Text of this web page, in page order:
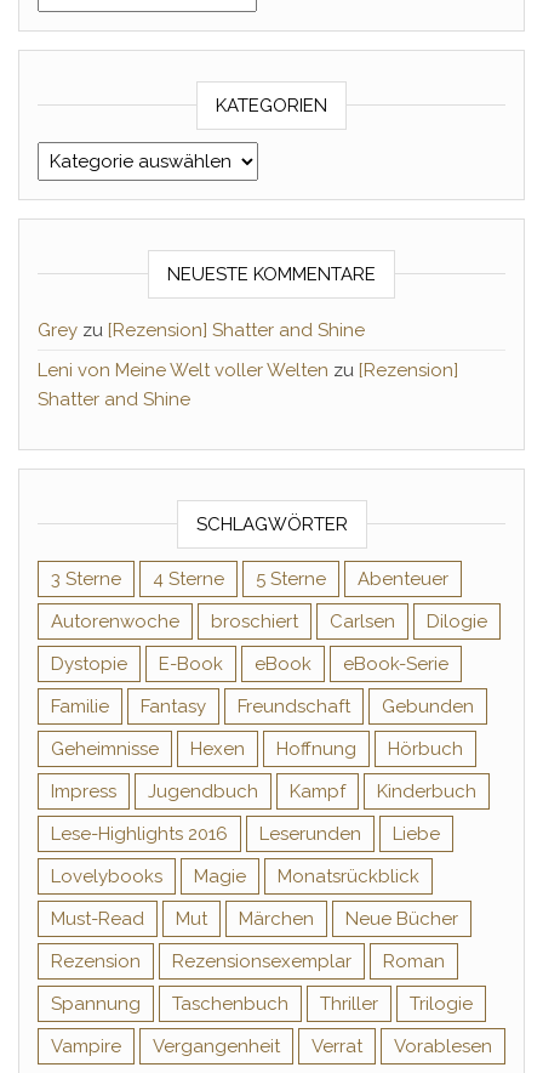
KATEGORIEN
Kategorien
NEUESTE KOMMENTARE
Grey zu [Rezension] Shatter and Shine
Leni von Meine Welt voller Welten zu [Rezension]
Shatter and Shine
SCHLAGWÖRTER
3 Sterne 4 Sterne 5 Sterne
Abenteuer
Autorenwoche
broschiert Carlsen
Dilogie
Dystopie
E-Book eBook
eBook-Serie
Familie
Fantasy Freundschaft
Gebunden
Geheimnisse
Hexen Hoffnung
Hörbuch
Impress
Jugendbuch Kampf
Kinderbuch
Lese-Highlights 2016
Leserunden
Liebe
Lovelybooks
Magie
Monatsrückblick
Must-Read
Mut Märchen
Neue Bücher
Rezension
Rezensionsexemplar
Roman
Spannung
Taschenbuch Thriller
Trilogie
Vampire
Vergangenheit Verrat Vorablesen